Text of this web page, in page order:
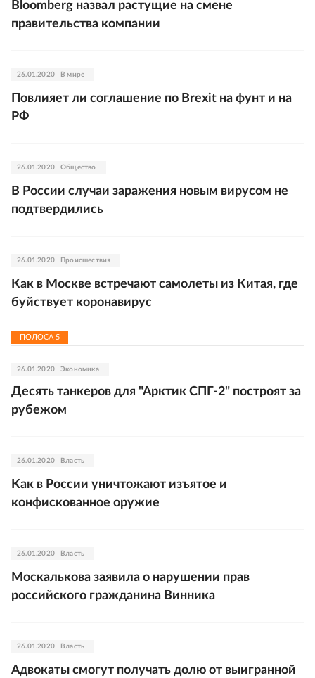
Bloomberg назвал растущие на смене
правительства компании
26.01.2020 В мире
Повлияет ли соглашение по Brexit на фунт и на
РФ
26.01.2020 Общество
В России случаи заражения новым вирусом не
подтвердились
26.01.2020 Происшествия
Как в Москве встречают самолеты из Китая, где
буйствует коронавирус
ПОЛОСА5
26.01.2020 Экономика
Десять танкеров для "Арктик СПГ-2" построят за
рубежом
26.01.2020 Власть
Как в России уничтожают изъятое и
конфискованное оружие
26.01.2020 Власть
Москалькова заявила о нарушении прав
российского гражданина Винника
26.01.2020 Власть
Адвокаты смогут получать долю от выигранной